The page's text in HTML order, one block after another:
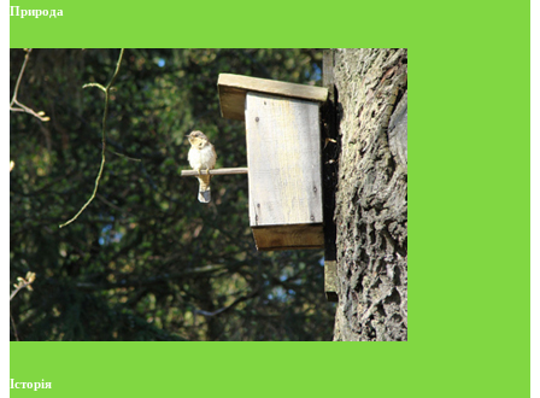
Природа
Історія